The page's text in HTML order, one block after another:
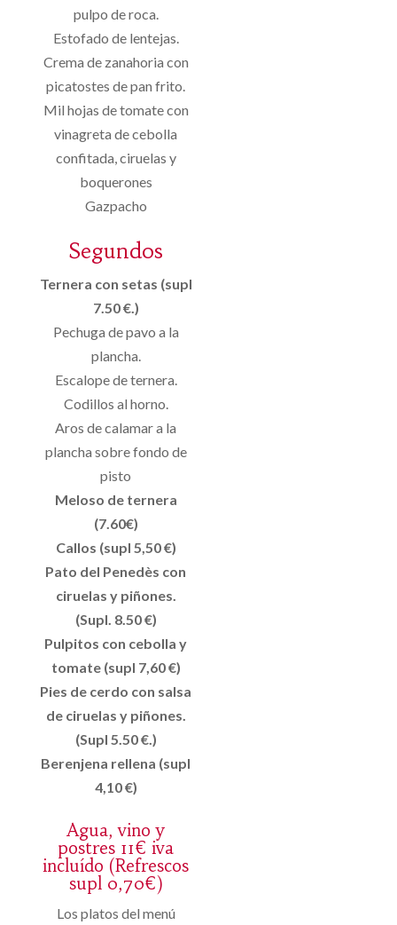
pulpo de roca.
Estofado de lentejas.
Crema de zanahoria con
picatostes de pan frito.
Mil hojas de tomate con
vinagreta de cebolla
confitada, ciruelas y
boquerones
Gazpacho
Segundos
Ternera con setas (supl
7.50 €.)
Pechuga de pavo a la
plancha.
Escalope de ternera.
Codillos al horno.
Aros de calamar a la
plancha sobre fondo de
pisto
Meloso de ternera
(7.60€)
Callos (supl 5,50 €)
Pato del Penedès con
ciruelas y piñones.
(Supl. 8.50 €)
Pulpitos con cebolla y
tomate (supl 7,60 €)
Pies de cerdo con salsa
de ciruelas y piñones.
(Supl 5.50 €.)
Berenjena rellena (supl
4,10 €)
Agua, vino y
postres 11€ iva
incluído (Refrescos
supl 0,70€)
Los platos del menú